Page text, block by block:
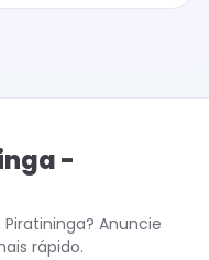
-
Piratininga? Anuncie
rápido.